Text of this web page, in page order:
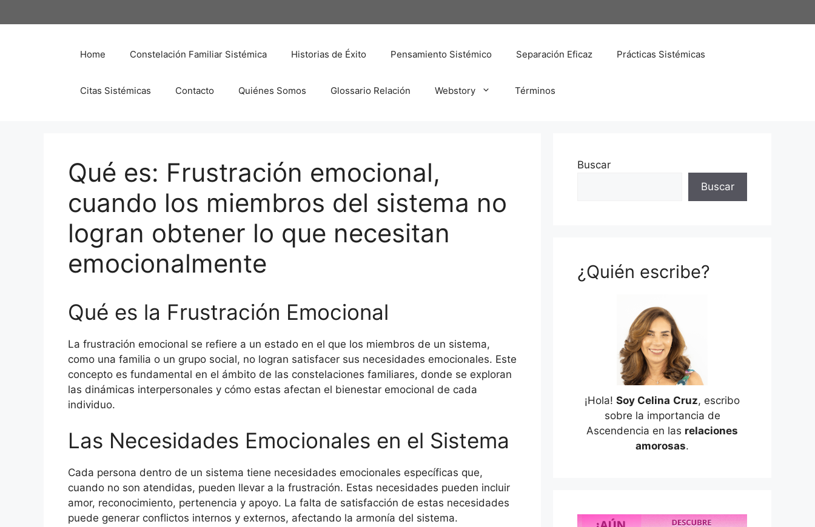
al
Home Constelación Familiar Sistémica Historias de Éxito Pensamiento Sistémico Separación Eficaz Prácticas Sistémicas
Citas Sistémicas Contacto Quiénes Somos Glossario Relación Webstory Términos
Qué es: Frustración emocional,
cuando los miembros del sistema no
logran obtener lo que necesitan
emocionalmente
Qué es la Frustración Emocional
La frustración emocional se refiere a un estado en el que los miembros de un sistema,
como una familia o un grupo social, no logran satisfacer sus necesidades emocionales. Este
concepto es fundamental en el ámbito de las constelaciones familiares, donde se exploran
las dinámicas interpersonales y cómo estas afectan el bienestar emocional de cada
individuo.
Las Necesidades Emocionales en el Sistema
Cada persona dentro de un sistema tiene necesidades emocionales específicas que,
cuando no son atendidas, pueden llevar a la frustración. Estas necesidades pueden incluir
amor, reconocimiento, pertenencia y apoyo. La falta de satisfacción de estas necesidades
puede generar conflictos internos y externos, afectando la armonía del sistema.
Buscar
Buscar
¿Quién escribe?
¡Hola! Soy Celina Cruz, escribo
sobre la importancia de
Ascendencia en las relaciones
amorosas.